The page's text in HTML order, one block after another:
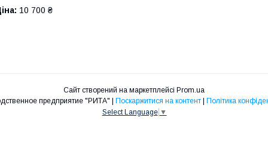
10 700 ₴
Сайт створений на маркетплейсі Prom.ua
Производственное предприятие "РИТА" | Поскаржитися на контент | Політика
Select Language ▼